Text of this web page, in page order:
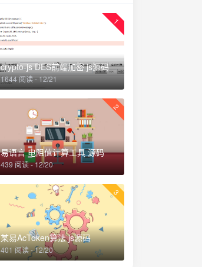
1
crypto-js DES前端加密 js源码
1644 阅读 - 12/21
2
易语言 电阻值计算工具 源码
439 阅读 - 12/20
3
某易AcToken算法 js源码
401 阅读 - 12/20